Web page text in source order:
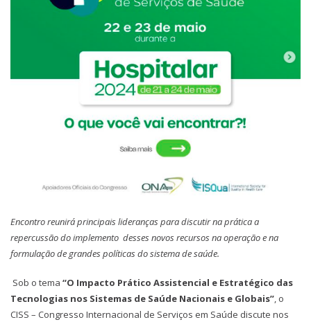
Encontro reunirá principais lideranças para discutir na prática a
repercussão do implemento desses novos recursos na operação e na
formulação de grandes políticas do sistema de saúde.
Sob o tema “O Impacto Prático Assistencial e Estratégico das
Tecnologias nos Sistemas de Saúde Nacionais e Globais”, o
CISS – Congresso Internacional de Serviços em Saúde discute nos